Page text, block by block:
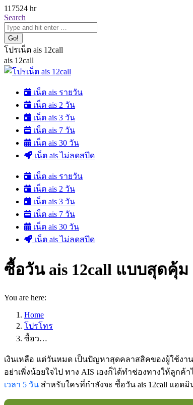
Skip
to
content
117524 hr
Search:
Search
โปรเน็ต ais 12call
ais 12call
เน็ต ais รายวัน
เน็ต ais 2 วัน
เน็ต ais 3 วัน
เน็ต ais 7 วัน
เน็ต ais 30 วัน
เน็ต ais ไม่ลดสปีด
เน็ต ais รายวัน
เน็ต ais 2 วัน
เน็ต ais 3 วัน
เน็ต ais 7 วัน
เน็ต ais 30 วัน
เน็ต ais ไม่ลดสปีด
ซื้อวัน ais 12call แบบสุดคุ้
You are here:
Home
โปรโทร
ซื้อว…
เงินเหลือ แต่วันหมด เป็นปัญหาสุดคลาสสิคของผู้ใช้งา
อย่าเพิ่งน้อยใจไป ทาง AIS เองก็ได้ทำช่องทางให้ลูกค้
เวลา 5 วัน สำหรับใครที่กำลังจะ ซื้อวัน ais 12call แอด